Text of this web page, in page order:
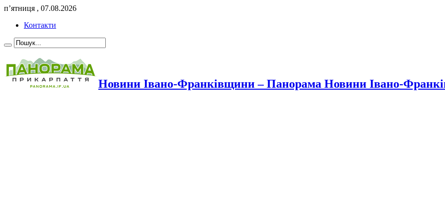
п’ятниця , 07.08.2026
Контакти
Новини Івано-Франківщини – Панорама Новини Івано-